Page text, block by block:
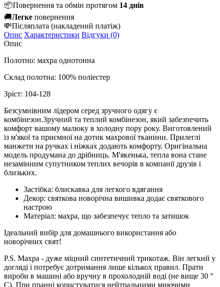
📦Повернення та обмін протягом 14 днів
🚚Легке повернення
💸Післяплата (накладений платіж)
Опис Характеристики Відгуки (0)
Опис
Полотно: махра однотонна
Склад полотна: 100% поліестер
Зріст: 104-128
Безсумнівним лідером серед зручного одягу є
комбінезон.Зручний та теплий комбінезон, який забезпечить
комфорт вашому малюку в холодну пору року. Виготовлений
із м'якої та приємної на дотик махрової тканини. Прилеглі
манжети на ручках і ніжках додають комфорту. Оригінальна
модель продумана до дрібниць. М'якенька, тепла вона стане
незамінним супутником теплих вечорів в компанії друзів і
близьких.
Застібка: блискавка для легкого вдягання
Декор: святкова новорічна вишивка додає святкового
настрою
Матеріал: махра, що забезпечує тепло та затишок
Ідеальний вибір для домашнього використання або
новорічних свят!
P.S. Махра - дуже міцний синтетичний трикотаж. Він легкий у
догляді і потребує дотримання лише кількох правил. Прати
вироби в машині або вручну в прохолодній воді (не вище 30 °
С). При пранні користуватися нейтральними миючими